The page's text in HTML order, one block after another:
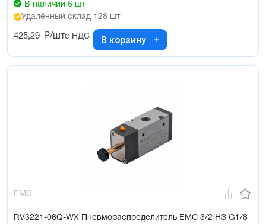
В наличии 6 шт
Удалённый склад 128 шт
425,29 ₽/штс НДС В корзину
EMC
RV3221-06Q-WX Пневмораспределитель EMC 3/2 НЗ G1/8